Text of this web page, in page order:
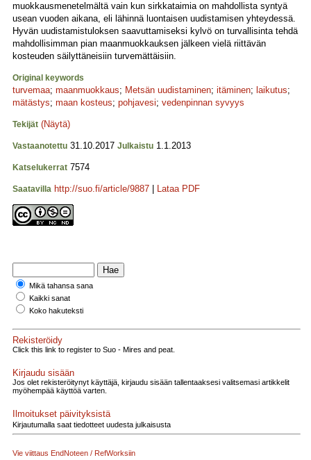
muokkausmenetelmältä vain kun sirkkataimia on mahdollista syntyä
usean vuoden aikana, eli lähinnä luontaisen uudistamisen yhteydessä.
Hyvän uudistamistuloksen saavuttamiseksi kylvö on turvallisinta tehdä
mahdollisimman pian maanmuokkauksen jälkeen vielä riittävän
kosteuden säilyttäneisiin turvemättäisiin.
Original keywords
turvemaa; maanmuokkaus; Metsän uudistaminen; itäminen; laikutus;
mätästys; maan kosteus; pohjavesi; vedenpinnan syvyys
Tekijät (Näytä)
Vastaanotettu 31.10.2017 Julkaistu 1.1.2013
Katselukerrat 7574
Saatavilla http://suo.fi/article/9887 Lataa PDF
Mikä tahansa sana
Kaikki sanat
Koko hakuteksti
Rekisteröidy
Click this link to register to Suo - Mires and peat.
Kirjaudu sisään
Jos olet rekisteröitynyt käyttäjä, kirjaudu sisään tallentaaksesi valitsemasi artikkelit
myöhempää käyttöä varten.
Ilmoitukset päivityksistä
Kirjautumalla saat tiedotteet uudesta julkaisusta
Vie viittaus EndNoteen / RefWorksiin